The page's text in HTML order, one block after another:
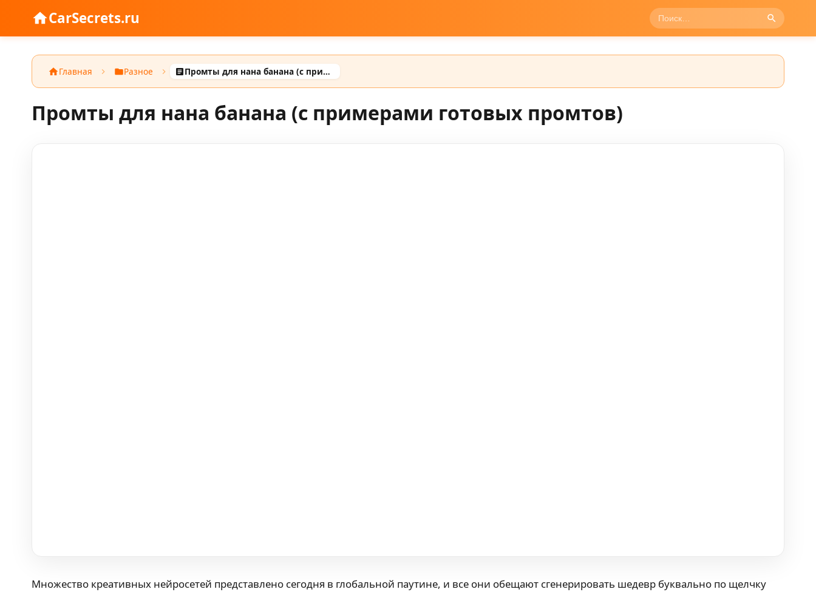
CarSecrets.ru
Главная Разное Промты для нана банана (с примерами готовых промтов)
Промты для нана банана (с примерами готовых промтов)
Множество креативных нейросетей представлено сегодня в глобальной паутине, и все они обещают сгенерировать шедевр буквально по щелчку